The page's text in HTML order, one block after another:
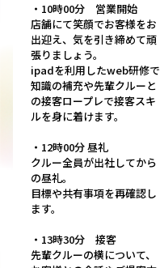
・10時00分 営業開始
店舗にて笑顔でお客様をお
出迎え、気を引き締めて頑
張りましょう。
ipadを利用したweb研修で
知識の補充や先輩クルーと
の接客ロープレで接客スキ
ルを身に着けます。
・12時00分 昼礼
クルー全員が出社してから
の昼礼。
目標や共有事項を再確認し
ます。
・13時30分 接客
先輩クルーの横について、